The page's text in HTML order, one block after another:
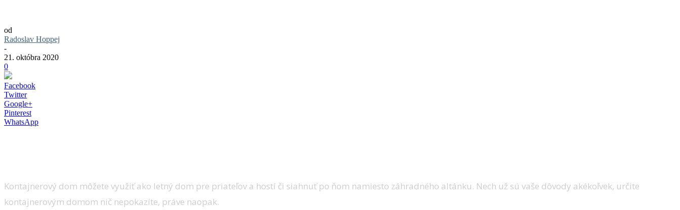
od
Radoslav Hoppej
-
21. októbra 2020
0
Facebook
Twitter
Google+
Pinterest
WhatsApp
Kontajnerový dom môžete využiť ako letný dom pre priateľov a hostí či siahnuť po ňom namiesto záhradného altánku. Nech už sú vaše dôvody akékoľvek, určite
kontajnerovým domom nič nepokazíte, práve naopak.